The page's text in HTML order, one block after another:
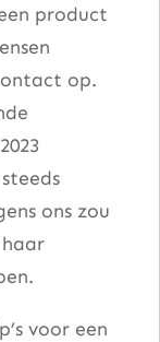
product
op.
ons zou
voor een